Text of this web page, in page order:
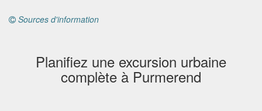
Sources d'information
Planifiez une excursion urbaine
complète à Purmerend